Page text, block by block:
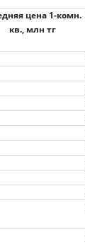
цена 1-комн.
кв., млн тг